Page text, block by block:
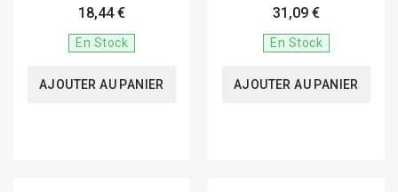
18,44 €
En Stock
AJOUTER AU PANIER
31,09 €
En Stock
AJOUTER AU PANIER